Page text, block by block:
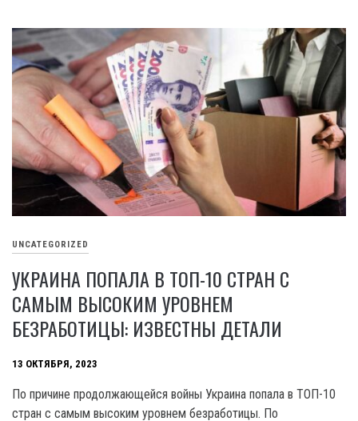
UNCATEGORIZED
УКРАИНА ПОПАЛА В ТОП-10 СТРАН С
САМЫМ ВЫСОКИМ УРОВНЕМ
БЕЗРАБОТИЦЫ: ИЗВЕСТНЫ ДЕТАЛИ
13 ОКТЯБРЯ, 2023
По причине продолжающейся войны Украина попала в ТОП-10
стран с самым высоким уровнем безработицы. По